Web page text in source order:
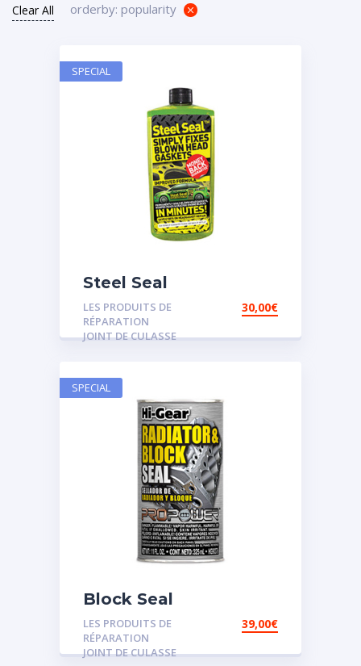
Clear All orderby: popularity
Steel Seal
LES PRODUITS DE
RÉPARATION
JOINT DE CULASSE
30,00€
SPECIAL
Block Seal
LES PRODUITS DE
RÉPARATION
JOINT DE CULASSE
39,00€
SPECIAL